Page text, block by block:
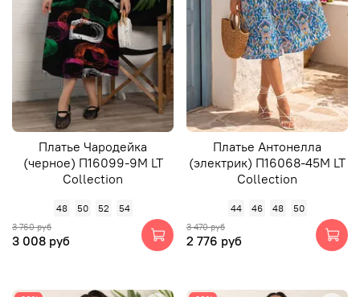
Платье Чародейка
(черное) П16099-9М LT
Collection
48 50 52 54
3 760 руб
3 008 руб
Платье Антонелла
(электрик) П16068-45М LT
Collection
44 46 48 50
3 470 руб
2 776 руб